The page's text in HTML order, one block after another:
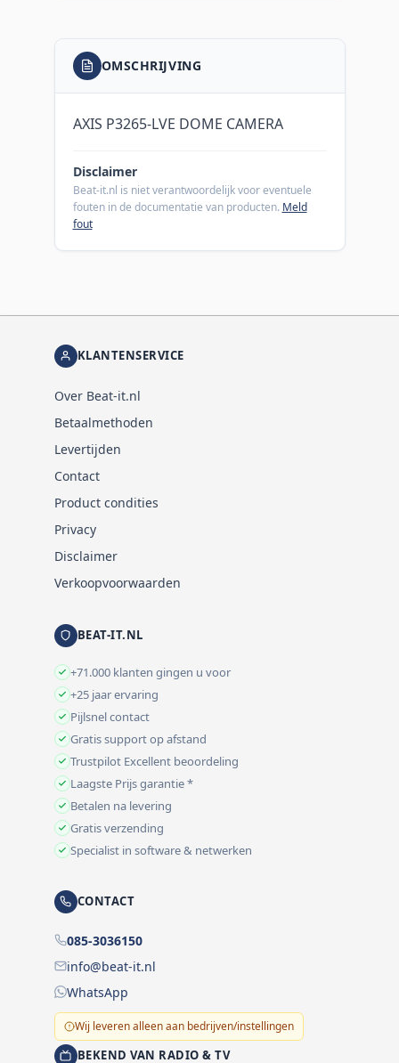
OMSCHRIJVING
AXIS P3265-LVE DOME CAMERA
Disclaimer
Beat-it.nl is niet verantwoordelijk voor eventuele
fouten in de documentatie van producten. Meld
fout
KLANTENSERVICE
Over Beat-it.nl
Betaalmethoden
Levertijden
Contact
Product condities
Privacy
Disclaimer
Verkoopvoorwaarden
BEAT-IT.NL
+71.000 klanten gingen u voor
+25 jaar ervaring
Pijlsnel contact
Gratis support op afstand
Trustpilot Excellent beoordeling
Laagste Prijs garantie *
Betalen na levering
Gratis verzending
Specialist in software & netwerken
CONTACT
085-3036150
info@beat-it.nl
WhatsApp
Wij leveren alleen aan bedrijven/instellingen
BEKEND VAN RADIO & TV